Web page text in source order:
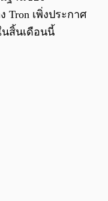
เพิ่งประกาศ
นสิ้นเดือนนี้